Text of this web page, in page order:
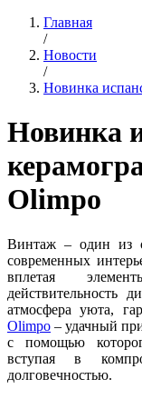
Главная
/
Новости
/
Новинка
Новинка
Olimpo
Винтаж – один из
современных
вплетая
действительность
атмосфера уюта,
Olimpo – удачный
с помощью
вступая в
долговечностью.